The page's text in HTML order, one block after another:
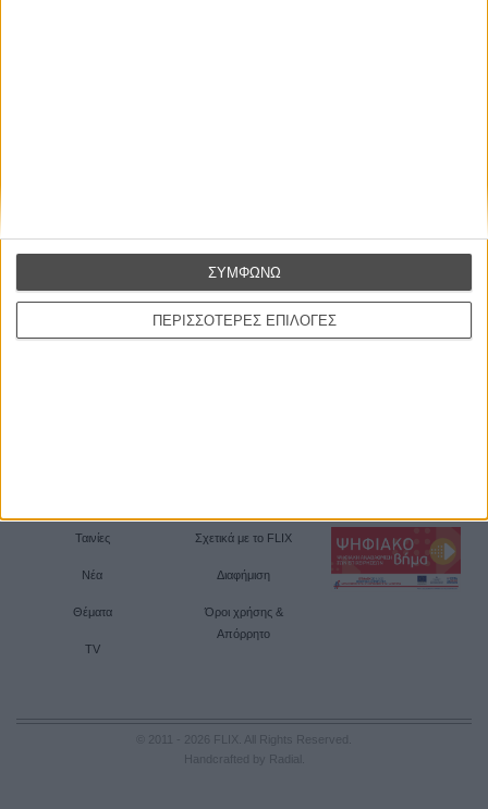
ΠΕΡΙΣΣΟΤΕΡΕΣ ΕΠΙΛΟΓΕΣ
ΣΥΜΦΩΝΩ
Ταινίες
Νέα
Θέματα
TV
Σχετικά με το FLIX
Διαφήμιση
Όροι χρήσης &
Απόρρητο
© 2011 - 2026 FLIX. All Rights Reserved.
Handcrafted by Radial